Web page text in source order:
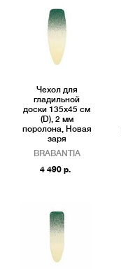
Чехол для
гладильной
доски 135x45 см
(D), 2 мм
поролона, Новая
заря
BRABANTIA
4 490 р.